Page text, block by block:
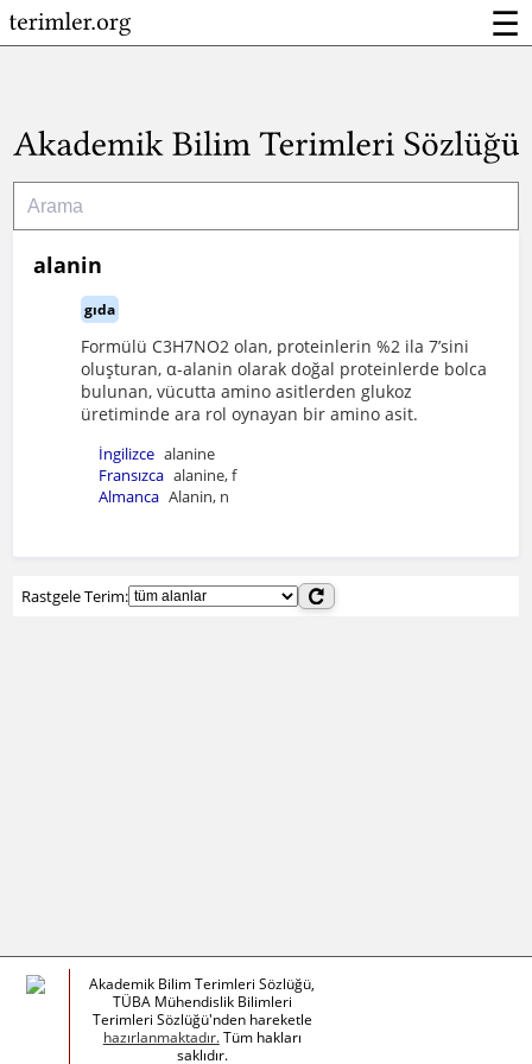
☰
alanin
gıda
Formülü C3H7NO2 olan, proteinlerin %2 ila 7’sini
oluşturan, α-alanin olarak doğal proteinlerde bolca
bulunan, vücutta amino asitlerden glukoz
üretiminde ara rol oynayan bir amino asit.
İngilizce alanine
Fransızca alanine, f
Almanca Alanin, n
Rastgele Terim:
Akademik Bilim Terimleri Sözlüğü,
TÜBA Mühendislik Bilimleri
Terimleri Sözlüğü'nden hareketle
hazırlanmaktadır.Tüm hakları
saklıdır.